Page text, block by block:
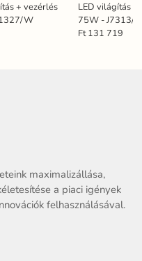
+ vezérlés
W
LED világítás +
75W - J7313/
Ft 131 719
maximalizállása,
a piaci igények
felhasználásával.